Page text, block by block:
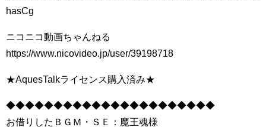
hasCg
ニコニコ動画ちゃんねる
https://www.nicovideo.jp/user/39198718
★AquesTalkライセンス購入済み★
◆◆◆◆◆◆◆◆◆◆◆◆◆◆◆◆◆◆◆◆◆◆
お借りしたＢＧＭ・ＳＥ：魔王魂様